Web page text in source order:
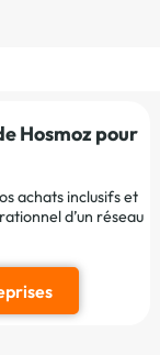
Hosmoz pour
achats inclusifs et
d’un réseau